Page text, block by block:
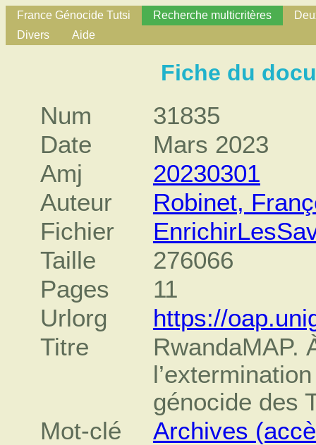
France Génocide Tutsi Recherche multicritères
Divers
Aide
Fiche du
Num
31835
Date
Mars 2023
Amj
20230301
Auteur
Robinet,
Fichier
Taille
276066
Pages
11
Urlorg
https://
Titre
RwandaMAP.
génocide des
Mot-clé
Archives